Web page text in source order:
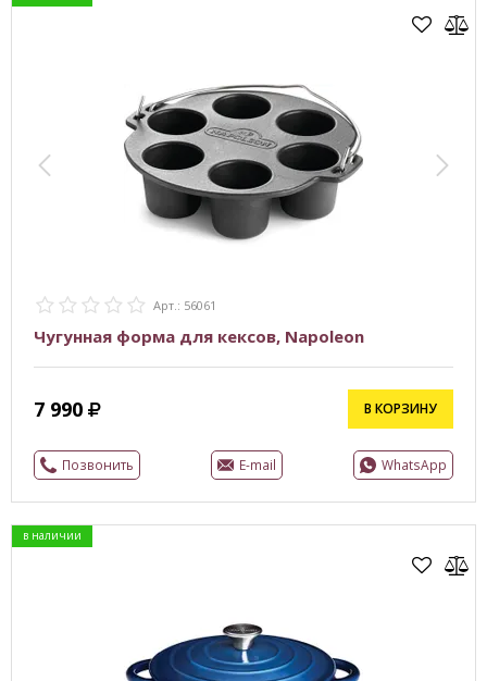
Арт.: 56061
Чугунная форма для кексов, Napoleon
7 990 В КОРЗИНУ
Позвонить E-mail WhatsApp
в наличии